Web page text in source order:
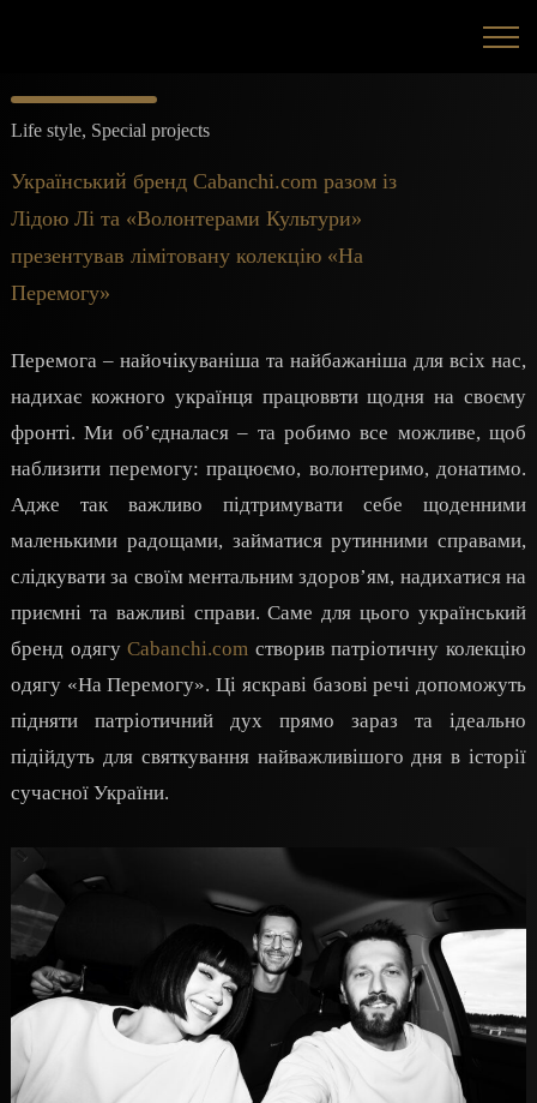
Life style, Special projects
Український бренд Cabanchi.com разом із
Лідою Лі та «Волонтерами Культури»
презентував лімітовану колекцію «На
Перемогу»
Перемога – найочікуваніша та найбажаніша для всіх нас,
надихає кожного українця працюввти щодня на своєму
фронті. Ми об’єдналася – та робимо все можливе, щоб
наблизити перемогу: працюємо, волонтеримо, донатимо.
Адже так важливо підтримувати себе щоденними
маленькими радощами, займатися рутинними справами,
слідкувати за своїм ментальним здоров’ям, надихатися на
приємні та важливі справи. Саме для цього український
бренд одягуCabanchi.com створив патріотичну колекцію
одягу «На Перемогу». Ці яскраві базові речі допоможуть
підняти патріотичний дух прямо зараз та ідеально
підійдуть для святкування найважливішого дня в історії
сучасної України.